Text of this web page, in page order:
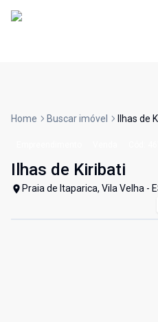
Home Buscar imóvel Ilhas de
Ilhas de Kiribati
Praia de Itaparica, Vila Velha -